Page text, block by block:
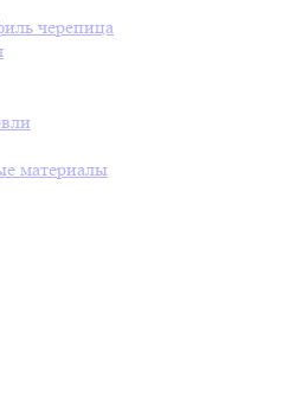
черепица
материалы